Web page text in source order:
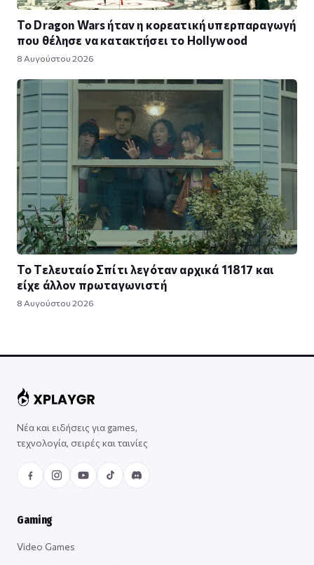
Το Dragon Wars ήταν η κορεατική υπερπαραγωγή
που θέλησε να κατακτήσει το Hollywood
8 Αυγούστου 2026
Το Τελευταίο Σπίτι λεγόταν αρχικά 11817 και
είχε άλλον πρωταγωνιστή
8 Αυγούστου 2026
Νέα και ειδήσεις για games,
τεχνολογία, σειρές και ταινίες
Gaming
Video Games